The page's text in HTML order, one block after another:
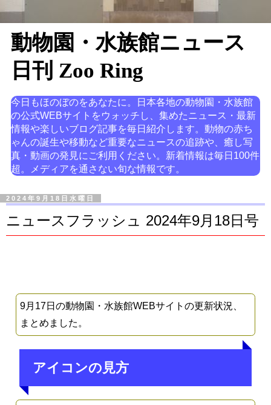
動物園・水族館ニュース
日刊 Zoo Ring
今日もほのぼのをあなたに。日本各地の動物園・水族館
の公式WEBサイトをウォッチし、集めたニュース・最新
情報や楽しいブログ記事を毎日紹介します。動物の赤ち
ゃんの誕生や移動など重要なニュースの追跡や、癒し写
真・動画の発見にご利用ください。新着情報は毎日100件
超。メディアを通さない旬な情報です。
2024年9月18日水曜日
ニュースフラッシュ 2024年9月18日号
9月17日の動物園・水族館WEBサイトの更新状況、
まとめました。
アイコンの見方